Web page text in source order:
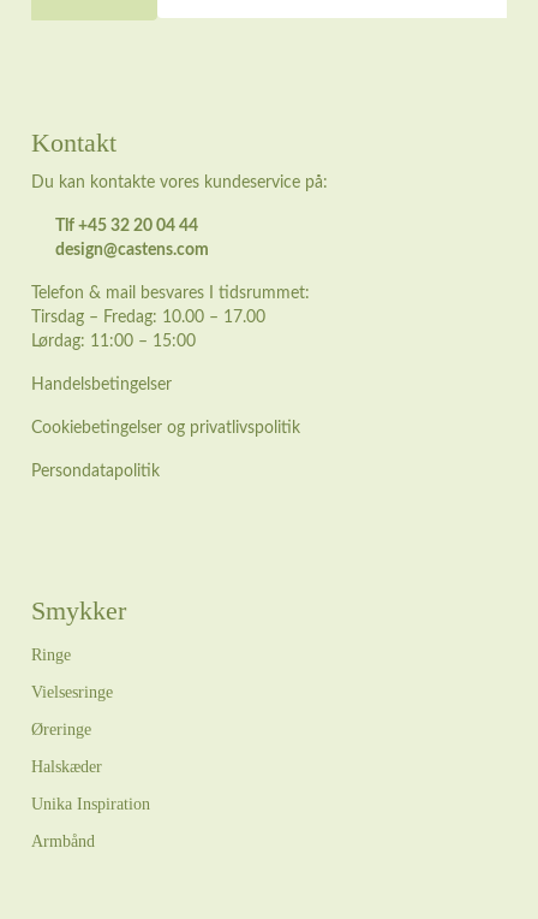
Kontakt
Du kan kontakte vores kundeservice på:
Tlf +45 32 20 04 44
design@castens.com
Telefon & mail besvares I tidsrummet:
Tirsdag – Fredag: 10.00 – 17.00
Lørdag: 11:00 – 15:00
Handelsbetingelser
Cookiebetingelser og privatlivspolitik
Persondatapolitik
Smykker
Ringe
Vielsesringe
Øreringe
Halskæder
Unika Inspiration
Armbånd